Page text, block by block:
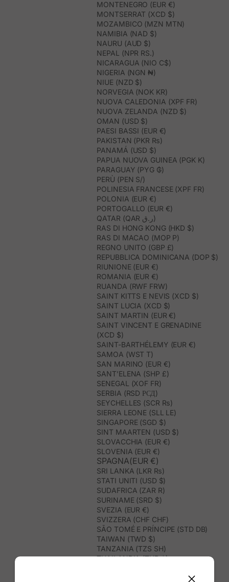
MONTENEGRO (EUR €)
MONTSERRAT (XCD $)
MOZAMBICO (MZN MTN)
NAMIBIA (NAD $)
NAURU (AUD $)
NEPAL (NPR RS.)
NICARAGUA (NIO C$)
NIGERIA (NGN ₦)
NIUE (NZD $)
NORVEGIA (NOK KR)
NUOVA CALEDONIA (XPF FR)
NUOVA ZELANDA (NZD $)
OMAN (USD $)
PAESI BASSI (EUR €)
PAKISTAN (PKR ₨)
PANAMÁ (USD $)
PAPUA NUOVA GUINEA (PGK K)
PARAGUAY (PYG ₲)
PERÙ (PEN S/)
POLINESIA FRANCESE (XPF FR)
POLONIA (EUR €)
PORTOGALLO (EUR €)
QATAR (QAR ر.ق)
RAS DI HONG KONG (HKD $)
RAS DI MACAO (MOP P)
REGNO UNITO (GBP £)
REPUBBLICA DOMINICANA (DOP $)
RIUNIONE (EUR €)
ROMANIA (EUR €)
RUANDA (RWF FRW)
SAINT KITTS E NEVIS (XCD $)
SAINT LUCIA (XCD $)
SAINT MARTIN (EUR €)
SAINT VINCENT E GRENADINE
(XCD $)
SAINT-BARTHÉLEMY (EUR €)
SAMOA (WST T)
SAN MARINO (EUR €)
SANT’ELENA (SHP £)
SENEGAL (XOF FR)
SERBIA (RSD РСД)
SEYCHELLES (SCR ₨)
SIERRA LEONE (SLL LE)
SINGAPORE (SGD $)
SINT MAARTEN (USD $)
SLOVACCHIA (EUR €)
SLOVENIA (EUR €)
SPAGNA(EUR €)
SRI LANKA (LKR ₨)
STATI UNITI (USD $)
SUDAFRICA (ZAR R)
SURINAME (SRD $)
SVEZIA (EUR €)
SVIZZERA (CHF CHF)
SÃO TOMÉ E PRÍNCIPE (STD DB)
TAIWAN (TWD $)
TANZANIA (TZS SH)
THAILANDIA (THB ฿)